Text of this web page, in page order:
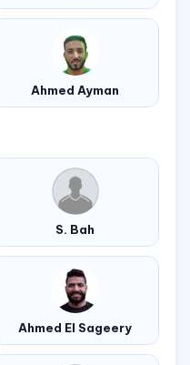
Ahmed Ayman
S. Bah
Ahmed El Sageery